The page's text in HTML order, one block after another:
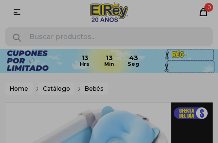
0

Home Catálogo Bebés